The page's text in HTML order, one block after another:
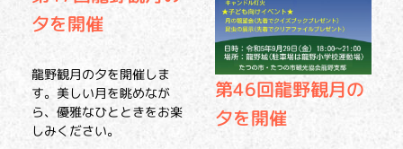
夕を開催
龍野観月の夕を開催しま
す。美しい月を眺めなが
ら、優雅なひとときをお楽
しみください。
第46回龍野観月の
夕を開催